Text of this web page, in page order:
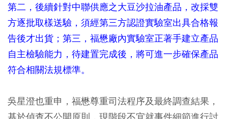
第二，後續針對中聯供應之大豆沙拉油產品，改採雙
方逐批取樣送驗，須經第三方認證實驗室出具合格報
告後才出貨；第三，福懋廠內實驗室正著手建立產品
自主檢驗能力，待建置完成後，將可進一步確保產品
符合相關法規標準。
吳星澄也重申，福懋尊重司法程序及最終調查結果，
基於偵查不公開原則，現階段不宜就事件細節進行討